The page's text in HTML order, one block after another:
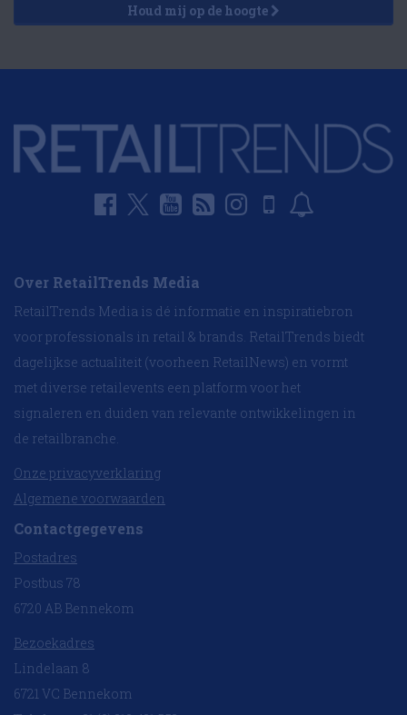
Houd mij op de hoogte
Over RetailTrends Media
RetailTrends Media is dé informatie en inspiratiebron
voor professionals in retail & brands. RetailTrends biedt
dagelijkse actualiteit (voorheen RetailNews) en vormt
met diverse retailevents een platform voor het
signaleren en duiden van relevante ontwikkelingen in
de retailbranche.
Onze privacyverklaring
Algemene voorwaarden
Contactgegevens
Postadres
Postbus 78
6720 AB Bennekom
Bezoekadres
Lindelaan 8
6721 VC Bennekom